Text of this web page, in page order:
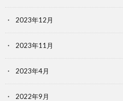
2023年12月
2023年11月
2023年4月
2022年9月